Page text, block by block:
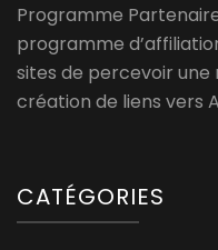
Programme
programme
sites de percevoir
création de liens vers
CATÉGORIES